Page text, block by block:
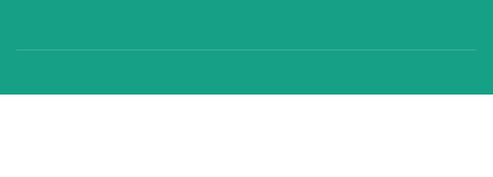
Політика конфіденційності та захисту персональних даних